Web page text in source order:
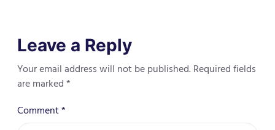
Leave a Reply
Your email address will not be published. Required fields
are marked*
Comment*